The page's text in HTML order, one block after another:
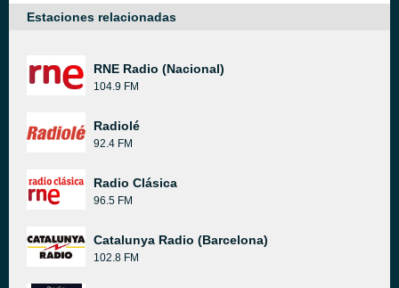
Estaciones relacionadas
RNE Radio (Nacional)
104.9 FM
Radiolé
92.4 FM
Radio Clásica
96.5 FM
Catalunya Radio (Barcelona)
102.8 FM